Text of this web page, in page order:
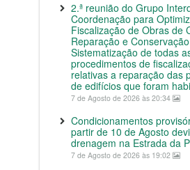
2.ª reunião do Grupo
Coordenação para
Fiscalização de Obras de
Reparação e
Sistematização de todas
procedimentos de
relativas a reparação das
de edifícios que foram
7 de Agosto de 2026 às 20:34
Condicionamentos
partir de 10 de Agosto
drenagem na Estrada da
7 de Agosto de 2026 às 19:02